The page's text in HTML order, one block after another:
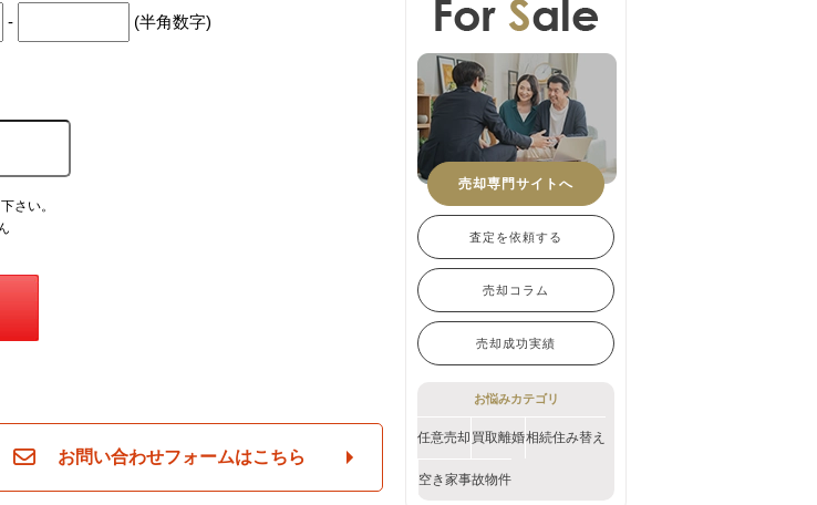
- (半角数字)
さい。
お問い合わせフォームはこちら
売却専門サイトへ
査定を依頼する
売却コラム
売却成功実績
お悩みカテゴリ
任意売却 買取離婚相続住み替え
空き家事故物件